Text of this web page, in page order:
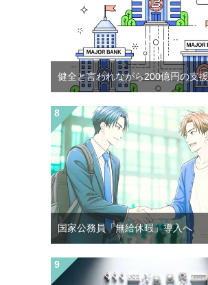
健全と言われながら200億円の支
国家公務員「無給休暇」導入へ